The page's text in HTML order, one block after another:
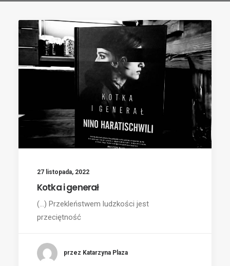
27 listopada, 2022
Kotka i generał
(...) Przekleństwem ludzkości jest
przeciętność
przez Katarzyna Plaza